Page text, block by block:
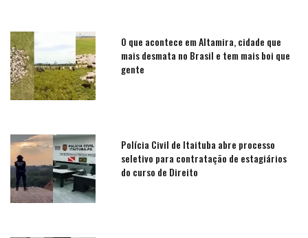
O que acontece em Altamira, cidade que
mais desmata no Brasil e tem mais boi que
gente
Polícia Civil de Itaituba abre processo
seletivo para contratação de estagiários
do curso de Direito